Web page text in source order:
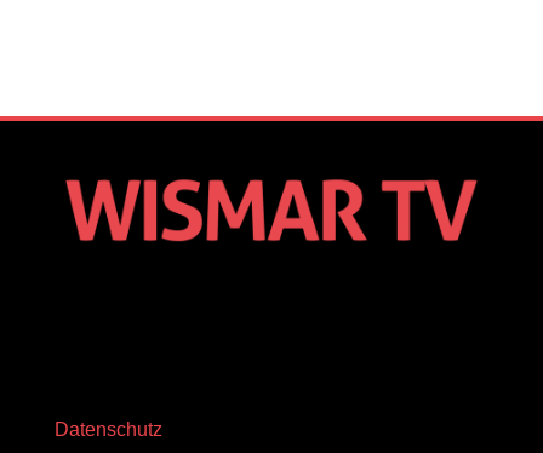
Datenschutz